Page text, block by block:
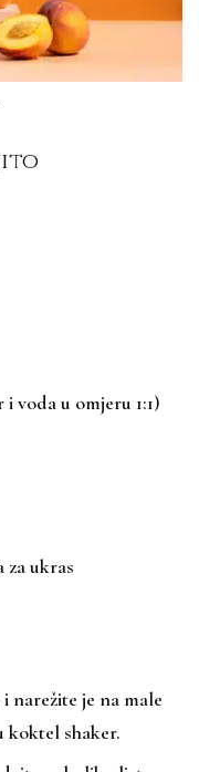
voda u omjeru 1:1)
za ukras
narežite je na male
koktel shaker.